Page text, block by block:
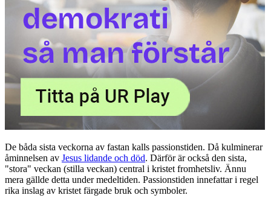
De båda sista veckorna av fastan kalls passionstiden. Då kulminerar
åminnelsen av Jesus lidande och död. Därför är också den sista,
"stora" veckan (stilla veckan) central i kristet fromhetsliv. Ännu
mera gällde detta under medeltiden. Passionstiden innefattar i regel
rika inslag av kristet färgade bruk och symboler.